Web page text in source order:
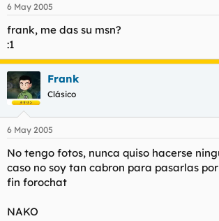
6 May 2005
frank, me das su msn?
:1
Frank
Clásico
6 May 2005
No tengo fotos, nunca quiso hacerse
caso no soy tan cabron para pasarlas
fin forochat
NAKO